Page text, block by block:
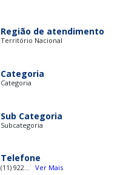
Região de atendimento
Território Nacional
Categoria
Categoria
Sub Categoria
Subcategoria
Telefone
(11) 922... Ver Mais